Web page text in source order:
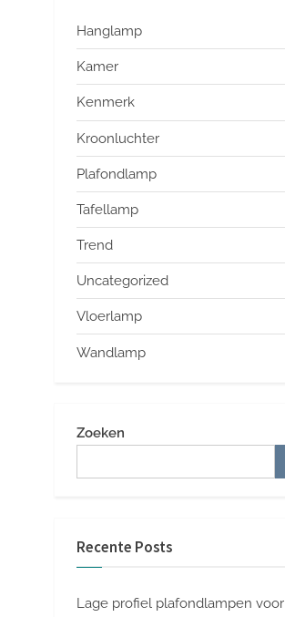
Hanglamp
Kamer
Kenmerk
Kroonluchter
Plafondlamp
Tafellamp
Trend
Uncategorized
Vloerlamp
Wandlamp
Zoeken
Recente Posts
Lage profiel plafondlampen voor